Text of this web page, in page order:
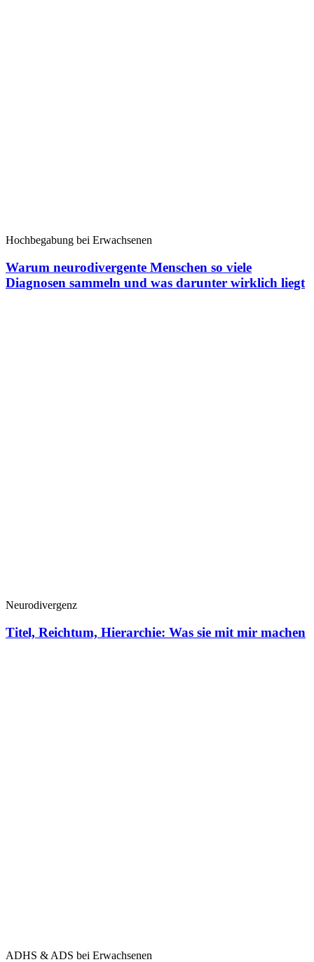
Hochbegabung bei Erwachsenen
Warum neurodivergente Menschen so viele
Diagnosen sammeln und was darunter wirklich liegt
Neurodivergenz
Titel, Reichtum, Hierarchie: Was sie mit mir machen
ADHS & ADS bei Erwachsenen